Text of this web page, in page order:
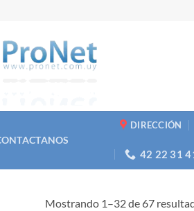
DIRECCIÓN
42 22 31
Mostrando 1–32 de 67